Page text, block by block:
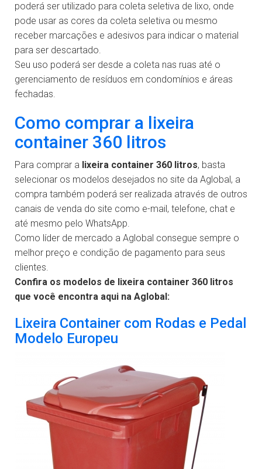
poderá ser utilizado para coleta seletiva de lixo, onde
pode usar as cores da coleta seletiva ou mesmo
receber marcações e adesivos para indicar o material
para ser descartado.
Seu uso poderá ser desde a coleta nas ruas até o
gerenciamento de resíduos em condomínios e áreas
fechadas.
Como comprar a lixeira
container 360 litros
Para comprar a lixeira container 360 litros, basta
selecionar os modelos desejados no site da Aglobal, a
compra também poderá ser realizada através de outros
canais de venda do site como e-mail, telefone, chat e
até mesmo pelo WhatsApp.
Como líder de mercado a Aglobal consegue sempre o
melhor preço e condição de pagamento para seus
clientes.
Confira os modelos de lixeira container 360 litros
que você encontra aqui na Aglobal:
Lixeira Container com Rodas e Pedal
Modelo Europeu